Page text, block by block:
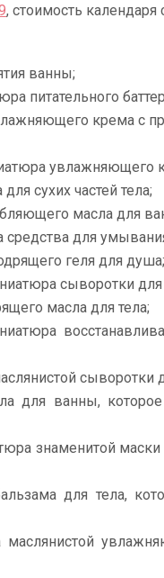
, стоимость календаря
ванны;
питательного
крема с
увлажняющего
сухих частей тела;
масла для
для
геля для душа;
сыворотки для
масла для тела;
сыворотки
для ванны, которое
знаменитой маски
для тела,